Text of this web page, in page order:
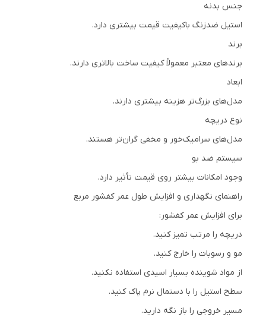
جنس بدنه
استیل ضدزنگ باکیفیت قیمت بیشتری دارد.
برند
برندهای معتبر معمولاً کیفیت ساخت بالاتری دارند.
ابعاد
مدل‌های بزرگ‌تر هزینه بیشتری دارند.
نوع دریچه
مدل‌های سرامیک‌خور و مخفی گران‌تر هستند.
سیستم ضد بو
وجود امکانات بیشتر روی قیمت تأثیر دارد.
راهنمای نگهداری و افزایش طول عمر کفشور مربع
برای افزایش عمر کفشور:
دریچه را مرتب تمیز کنید.
مو و رسوبات را خارج کنید.
از مواد شوینده بسیار اسیدی استفاده نکنید.
سطح استیل را با دستمال نرم پاک کنید.
مسیر خروجی را باز نگه دارید.